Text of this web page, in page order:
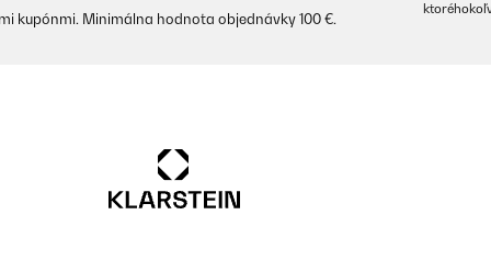
kupónmi. Minimálna hodnota objednávky 100 €.